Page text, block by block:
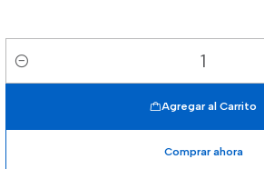
Cantidad
Agregar al Carrito
Comprar ahora